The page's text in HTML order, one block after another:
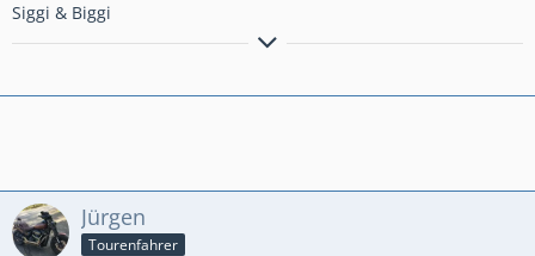
Siggi & Biggi
2012, EZ 04/2013
Jürgen
Tourenfahrer